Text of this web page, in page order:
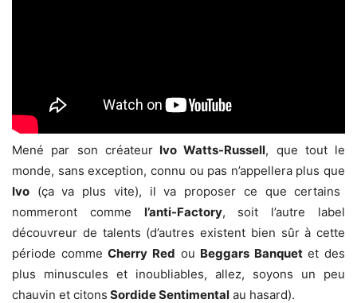
Mené par son créateurIvo Watts-Russell, que tout le
monde, sans exception, connu ou pas n’appellera plus que
Ivo (ça va plus vite), il va proposer ce que certains
nommeront comme l’anti-Factory, soit l’autre label
découvreur de talents (d’autres existent bien sûr à cette
période commeCherry Red ou Beggars Banquetet des
plus minuscules et inoubliables, allez, soyons un peu
chauvin et citons Sordide Sentimental au hasard).